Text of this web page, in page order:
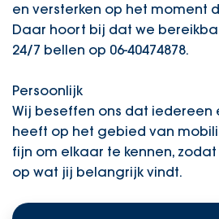
en versterken op het moment
Daar hoort bij dat we
24/7 bellen op 06-40474878.
Persoonlijk
Wij beseffen ons dat
heeft op het gebied van
fijn om elkaar te kennen,
op wat jij belangrijk vindt.